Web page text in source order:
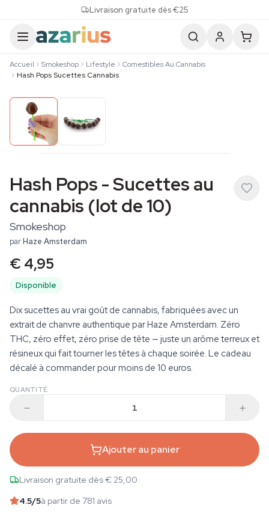
Livraison gratuite dès €25
Accueil Smokeshop Lifestyle
Comestibles Au Cannabis
Hash Pops Sucettes Cannabis
Hash Pops - Sucettes au
cannabis (lot de 10)
Smokeshop
parHaze Amsterdam
€ 4,95
Disponible
Dix sucettes au vrai goût de cannabis, fabriquées avec un
extrait de chanvre authentique par Haze Amsterdam. Zéro
THC, zéro effet, zéro prise de tête — juste un arôme terreux et
résineux qui fait tourner les têtes à chaque soirée. Le cadeau
décalé à commander pour moins de 10 euros.
QUANTITÉ
Ajouter au panier
Livraison gratuite dès € 25,00
4.5/5à partir de 781 avis